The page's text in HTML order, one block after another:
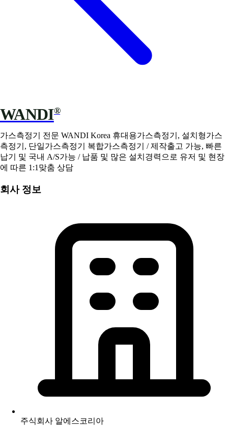
WANDI®
가스측정기 전문 WANDI Korea 휴대용가스측정기, 설치형가스
측정기, 단일가스측정기 복합가스측정기 / 제작출고 가능, 빠른
납기 및 국내 A/S가능 / 납품 및 많은 설치경력으로 유저 및 현장
에 따른 1:1맞춤 상담
회사 정보
주식회사 알에스코리아